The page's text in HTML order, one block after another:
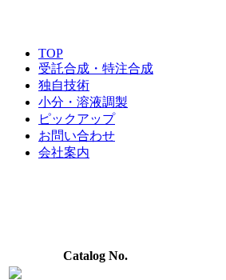
TOP
受託合成・特注合成
独自技術
小分・溶液調製
ピックアップ
お問い合わせ
会社案内
Catalog No.